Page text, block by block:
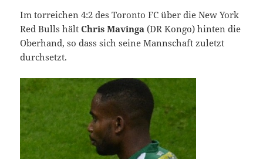
Im torreichen 4:2 des Toronto FC über die New York
Red Bulls hältChris Mavinga (DR Kongo) hinten die
Oberhand, so dass sich seine Mannschaft zuletzt
durchsetzt.